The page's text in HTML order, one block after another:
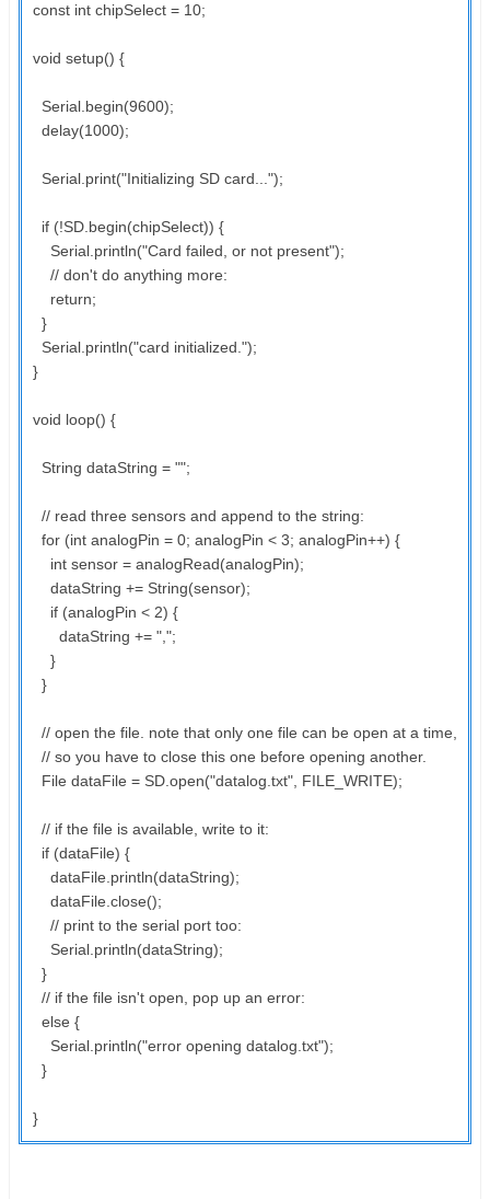
const int chipSelect = 10;
void setup() {
Serial.begin(9600);
delay(1000);
Serial.print("Initializing SD card...");
if (!SD.begin(chipSelect)) {
Serial.println("Card failed, or not present");
// don't do anything more:
return;
}
Serial.println("card initialized.");
}
void loop() {
String dataString = "";
// read three sensors and append to the string:
for (int analogPin = 0; analogPin < 3; analogPin++) {
int sensor = analogRead(analogPin);
dataString += String(sensor);
if (analogPin < 2) {
dataString += ",";
}
}
// open the file. note that only one file can be open at a time,
// so you have to close this one before opening another.
File dataFile = SD.open("datalog.txt", FILE_WRITE);
// if the file is available, write to it:
if (dataFile) {
dataFile.println(dataString);
dataFile.close();
// print to the serial port too:
Serial.println(dataString);
}
// if the file isn't open, pop up an error:
else {
Serial.println("error opening datalog.txt");
}
}